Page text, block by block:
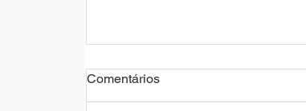
Comentários